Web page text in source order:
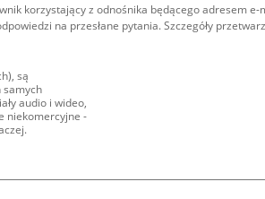
korzystający z odnośnika będącego adresem
na przesłane pytania. Szczegóły
są
samych
audio i wideo,
niekomercyjne -